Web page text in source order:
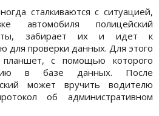
сталкиваются с ситуацией,
автомобиля полицейский
забирает их и идет к
для проверки данных. Для этого
планшет, с помощью которого
в базе данных. После
может вручить водителю
об административном